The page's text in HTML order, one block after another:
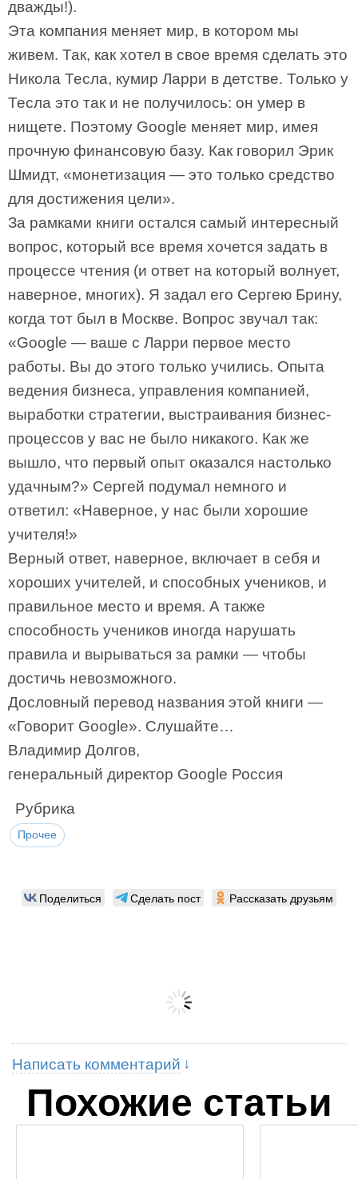
дважды!).
Эта компания меняет мир, в котором мы
живем. Так, как хотел в свое время сделать это
Никола Тесла, кумир Ларри в детстве. Только у
Тесла это так и не получилось: он умер в
нищете. Поэтому Google меняет мир, имея
прочную финансовую базу. Как говорил Эрик
Шмидт, «монетизация — это только средство
для достижения цели».
За рамками книги остался самый интересный
вопрос, который все время хочется задать в
процессе чтения (и ответ на который волнует,
наверное, многих). Я задал его Сергею Брину,
когда тот был в Москве. Вопрос звучал так:
«Google — ваше с Ларри первое место
работы. Вы до этого только учились. Опыта
ведения бизнеса, управления компанией,
выработки стратегии, выстраивания бизнес-
процессов у вас не было никакого. Как же
вышло, что первый опыт оказался настолько
удачным?» Сергей подумал немного и
ответил: «Наверное, у нас были хорошие
учителя!»
Верный ответ, наверное, включает в себя и
хороших учителей, и способных учеников, и
правильное место и время. А также
способность учеников иногда нарушать
правила и вырываться за рамки — чтобы
достичь невозможного.
Дословный перевод названия этой книги —
«Говорит Google». Слушайте…
Владимир Долгов,
генеральный директор Google Россия
Рубрика
Прочее
Поделиться Сделать пост Рассказать друзьям
Написать комментарий
Похожие статьи